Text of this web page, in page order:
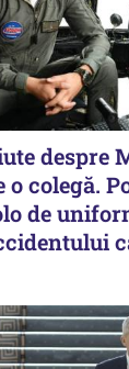
despre
o colegă.
de